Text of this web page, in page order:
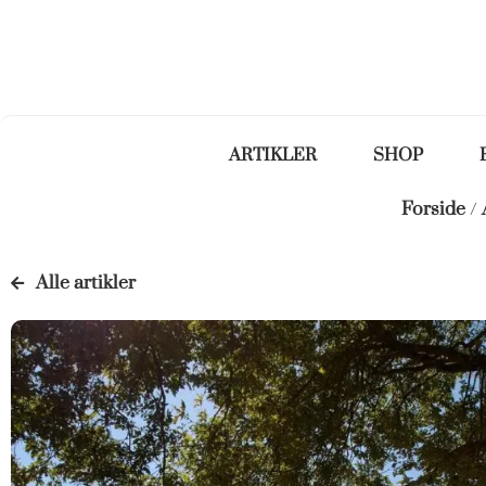
ARTIKLER SHOP
Forside/
Alle artikler